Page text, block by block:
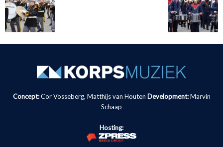
Concept:Cor Vosseberg, Matthijs van Houten Development: Marvin
Schaap
Hosting: